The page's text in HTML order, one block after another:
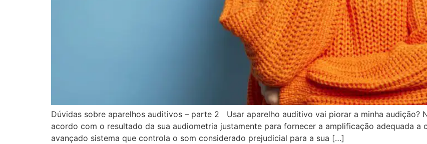
Dúvidas sobre aparelhos auditivos – parte 2 Usar aparelho auditivo vai piorar a minha audição?
acordo com o resultado da sua audiometria justamente para fornecer a amplificação adequada a
avançado sistema que controla o som considerado prejudicial para a sua […]